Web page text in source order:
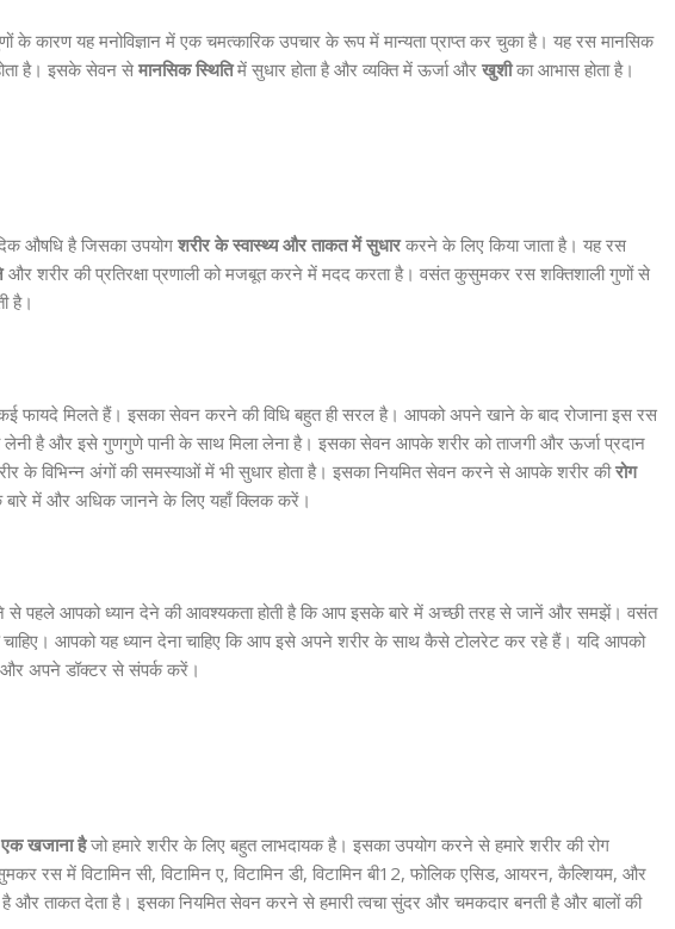
कारण यह मनोविज्ञान में एक चमत्कारिक उपचार के रूप में मान्यता प्राप्त कर चुका है। यह रस मानसिक
है। इसके सेवन से मानसिक स्थितिमें सुधार होता है और व्यक्ति में ऊर्जा और खुशीका आभास होता है।
औषधि है जिसका उपयोग शरीर के स्वास्थ्य और ताकत में सुधारकरने के लिए किया जाता है। यह रस
और शरीर की प्रतिरक्षा प्रणाली को मजबूत करने में मदद करता है। वसंत कुसुमकर रस शक्तिशाली गुणों से
है।
मिलते हैं। इसका सेवन करने की विधि बहुत ही सरल है। आपको अपने खाने के बाद रोजाना इस रस
है और इसे गुणगुणे पानी के साथ मिला लेना है। इसका सेवन आपके शरीर को ताजगी और ऊर्जा प्रदान
अंगों की समस्याओं में भी सुधार होता है। इसका नियमित सेवन करने से आपके शरीर कीरोग
में और अधिक जानने के लिए यहाँ क्लिक करें।
से पहले आपको ध्यान देने की आवश्यकता होती है कि आप इसके बारे में अच्छी तरह से जानें और समझें। वसंत
चाहिए। आपको यह ध्यान देना चाहिए कि आप इसे अपने शरीर के साथ कैसे टोलरेट कर रहे हैं। यदि आपको
और अपने डॉक्टर से संपर्क करें।
एक खजाना हैजो हमारे शरीर के लिए बहुत लाभदायक है। इसका उपयोग करने से हमारे शरीर की रोग
रस में विटामिन सी, विटामिन ए, विटामिन डी, विटामिन बी12, फोलिक एसिड, आयरन, कैल्शियम, और
और ताकत देता है। इसका नियमित सेवन करने से हमारी त्वचा सुंदर और चमकदार बनती है और बालों की